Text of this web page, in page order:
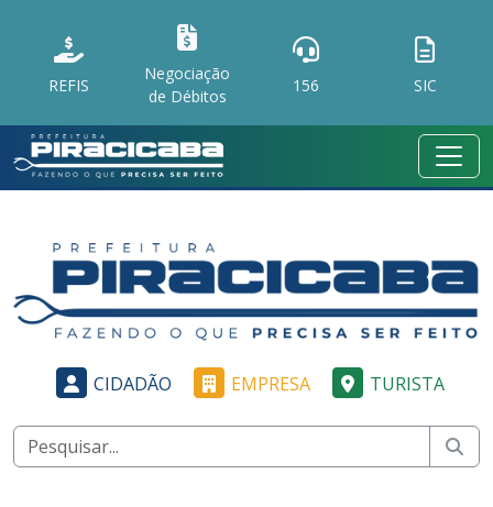
REFIS
Negociação
de Débitos
156 SIC
CIDADÃO EMPRESA TURISTA